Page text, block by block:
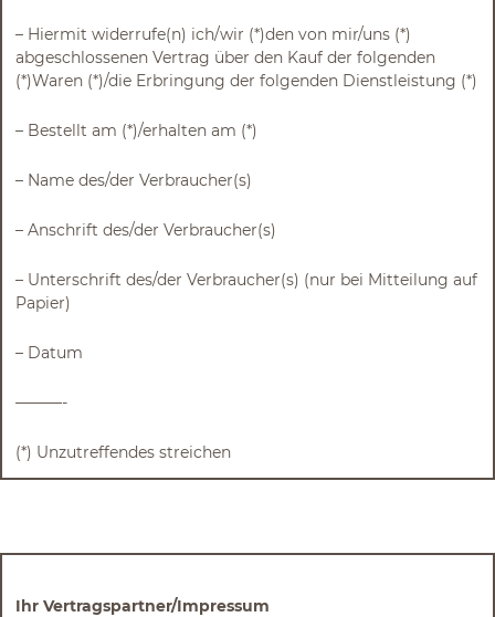
– Hiermit widerrufe(n) ich/wir (*)den von mir/uns (*)
abgeschlossenen Vertrag über den Kauf der folgenden
(*)Waren (*)/die Erbringung der folgenden Dienstleistung (*)
– Bestellt am (*)/erhalten am (*)
– Name des/der Verbraucher(s)
– Anschrift des/der Verbraucher(s)
– Unterschrift des/der Verbraucher(s) (nur bei Mitteilung auf
Papier)
– Datum
———-
(*) Unzutreffendes streichen
Ihr Vertragspartner/Impressum